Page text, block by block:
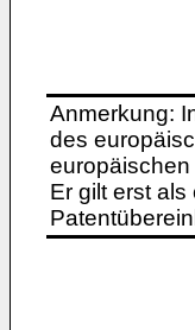
Anmerkung:
des
Er gilt erst